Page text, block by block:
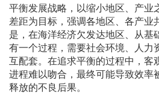
平衡发展战略，以缩小地区、产业
差距为目标，强调各地区、各产业
是，在海洋经济欠发达地区、从基
有一个过程，需要社会环境、人力
互配套。在追求平衡的过程中，客
进程难以吻合，最终可能导致效率
释放的不良后果。